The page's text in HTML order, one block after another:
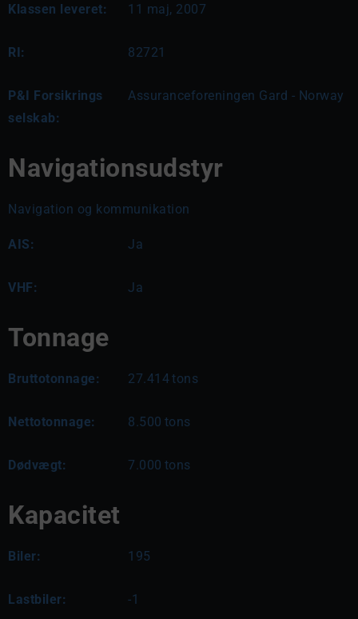
Klassen leveret: 11 maj, 2007
RI: 82721
P&I Forsikrings
selskab:
Assuranceforeningen Gard - Norway
Navigationsudstyr
Navigation og kommunikation
AIS: Ja
VHF: Ja
Tonnage
Bruttotonnage: 27.414tons
Nettotonnage: 8.500 tons
Dødvægt: 7.000 tons
Kapacitet
Biler: 195
Lastbiler: -1